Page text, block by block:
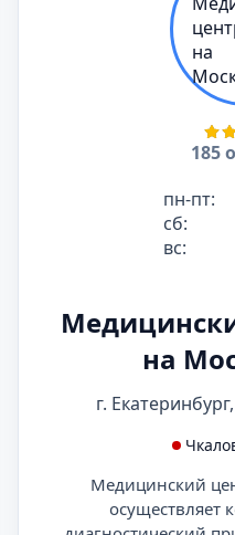
185
пн-пт:
сб:
вс:
на
г.
Медицинский
осуществляет